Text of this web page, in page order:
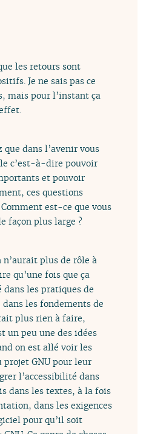
les retours sont
Je ne sais pas ce
mais pour l’instant ça
que dans l’avenir vous
c’est-à-dire pouvoir
et pouvoir
ces questions
est-ce que vous
façon plus large ?
plus de rôle à
qu’une fois que ça
dans les pratiques de
les fondements de
plus rien à faire,
un peu une des idées
on est allé voir les
projet GNU pour leur
l’accessibilité dans
dans les textes, à la fois
dans les exigences
pour qu’il soit